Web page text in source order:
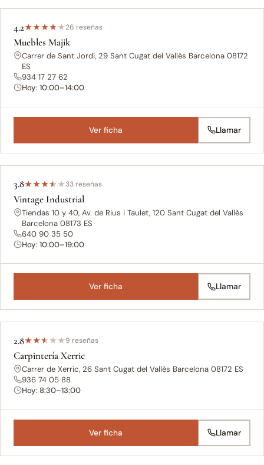
4.2★★★★★26 reseñas
Muebles Majik
Carrer de Sant Jordi, 29 Sant Cugat del Vallès Barcelona 08172
ES
934 17 27 62
Hoy: 10:00–14:00
Ver ficha Llamar
3.8★★★★★33 reseñas
Vintage Industrial
Tiendas 10 y 40, Av. de Rius i Taulet, 120 Sant Cugat del Vallès
Barcelona 08173 ES
640 90 35 50
Hoy: 10:00–19:00
Ver ficha Llamar
2.8★★★★★9 reseñas
Carpintería Xerric
Carrer de Xerric, 26 Sant Cugat del Vallès Barcelona 08172 ES
936 74 05 88
Hoy: 8:30–13:00
Ver ficha Llamar